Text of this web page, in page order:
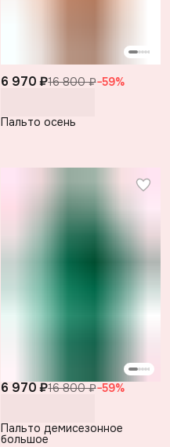
6 970 ₽16 800 ₽−59%
Пальто осень
6 970 ₽16 800 ₽−59%
Пальто демисезонное
большое